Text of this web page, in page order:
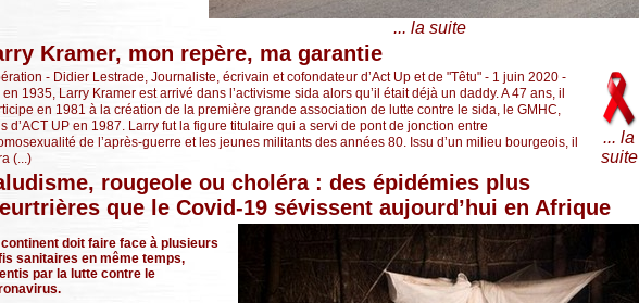
... la suite
Kramer, mon repère, ma garantie
- Didier Lestrade, Journaliste, écrivain et cofondateur d’Act Up et de "Têtu" - 1 juin 2020 -
en 1935, Larry Kramer est arrivé dans l’activisme sida alors qu’il était déjà un daddy. A 47 ans, il
en 1981 à la création de la première grande association de lutte contre le sida, le GMHC,
d’ACT UP en 1987. Larry fut la figure titulaire qui a servi de pont de jonction entre
de l’après-guerre et les jeunes militants des années 80. Issu d’un milieu bourgeois, il
(...)
... la
suite
rougeole ou choléra : des épidémies plus
que le Covid-19 sévissent aujourd’hui en Afrique
doit faire face à plusieurs
sanitaires en même temps,
par la lutte contre le